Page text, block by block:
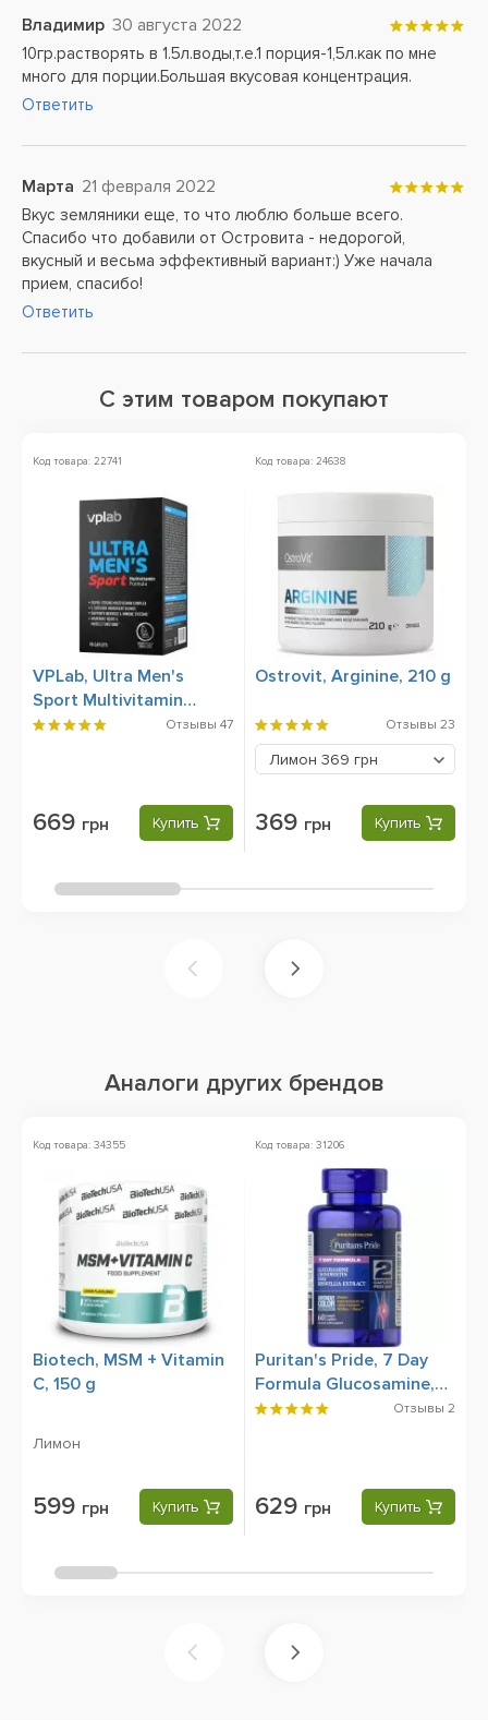
Владимир 30 августа 2022
10гр.растворять в 1.5л.воды,т.е.1 порция-1,5л.как по мне
много для порции.Большая вкусовая концентрация.
Ответить
Марта 21 февраля 2022
Вкус земляники еще, то что люблю больше всего.
Спасибо что добавили от Островита - недорогой,
вкусный и весьма эффективный вариант:) Уже начала
прием, спасибо!
Ответить
С этим товаром покупают
Код товара: 22741
VPLab, Ultra Men's
Sport Multivitamin
Formula, 90 Caplets
Отзывы 47
669 грн Купить
Код товара: 24638
Ostrovit, Arginine, 210 g
Отзывы 23
Лимон 369 грн
369 грн Купить
Аналоги других брендов
Код товара: 34355
Biotech, MSM + Vitamin
C, 150 g
Лимон
599 грн Купить
Код товара: 31206
Puritan's Pride, 7 Day
Formula Glucosamine,
Chondroitin, MSM &Отзывы 2
629 грн Купить